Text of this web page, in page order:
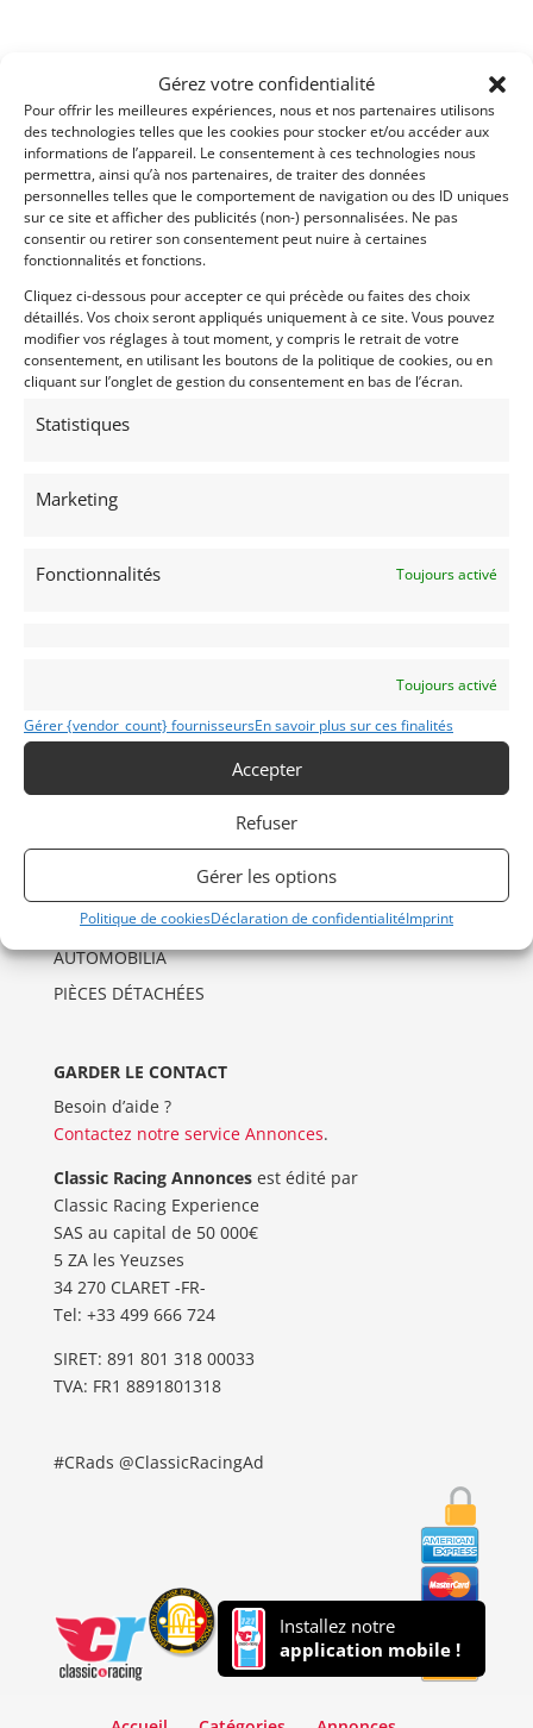
Gérez votre confidentialité
Pour offrir les meilleures expériences, nous et nos partenaires utilisons
des technologies telles que les cookies pour stocker et/ou accéder aux
informations de l’appareil. Le consentement à ces technologies nous
permettra, ainsi qu’à nos partenaires, de traiter des données
personnelles telles que le comportement de navigation ou des ID uniques
sur ce site et afficher des publicités (non-) personnalisées. Ne pas
consentir ou retirer son consentement peut nuire à certaines
fonctionnalités et fonctions.
Cliquez ci-dessous pour accepter ce qui précède ou faites des choix
détaillés. Vos choix seront appliqués uniquement à ce site. Vous pouvez
modifier vos réglages à tout moment, y compris le retrait de votre
consentement, en utilisant les boutons de la politique de cookies, ou en
cliquant sur l’onglet de gestion du consentement en bas de l’écran.
Statistiques
Marketing
Fonctionnalités Toujours activé
Toujours activé
Gérer {vendor_count} fournisseursEn savoir plus sur ces finalités
Accepter
Refuser
Gérer les options
Politique de cookiesDéclaration de confidentialitéImprint
CATÉGORIES D’ANNONCES
DRAGSTER
VENTES AUX ENCHERES
AUTOMOBILIA
PIÈCES DÉTACHÉES
GARDER LE CONTACT
Besoin d’aide ?
Contactez notre service Annonces.
Classic Racing Annoncesest édité par
Classic Racing Experience
SAS au capital de 50 000€
5 ZA les Yeuzses
34 270 CLARET -FR-
Tel: ‭+33 499 666 724‬
SIRET: 891 801 318 00033
TVA: FR1 8891801318
#CRads @ClassicRacingAd
Installez notre
application mobile !